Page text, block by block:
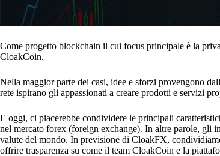
Come progetto blockchain il cui focus principale è la
CloakCoin.
Nella maggior parte dei casi, idee e sforzi provengono
rete ispirano gli appassionati a creare prodotti e servizi
E oggi, ci piacerebbe condividere le principali
nel mercato forex (foreign exchange). In altre parole, gli
valute del mondo. In previsione di CloakFX,
offrire trasparenza su come il team CloakCoin e la